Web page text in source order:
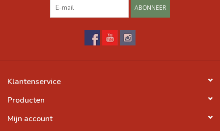
ABONNEER
Klantenservice
Producten
Mijn account